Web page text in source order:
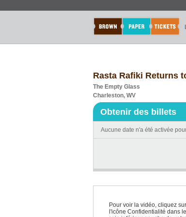
Rasta Rafiki Returns
The Empty Glass
Charleston, WV
Obtenir des billets
Aucune date n'a été activée
Pour voir la vidéo, cliquez sur
l'icône Confidentialité dans le